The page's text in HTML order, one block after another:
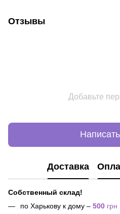
Отзывы
Добавьте
Доставка
Собственный склад!
по Харькову к дому – 500 грн